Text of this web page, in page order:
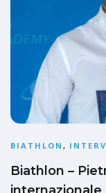
BIATHLON ,
Biathlon –